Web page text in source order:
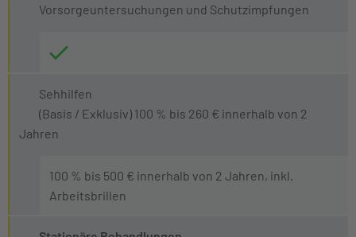
Vorsorgeuntersuchungen und Schutzimpfungen
Sehhilfen
(Basis / Exklusiv) 100 % bis 260 € innerhalb von 2
Jahren
100 % bis 500 € innerhalb von 2 Jahren, inkl.
Arbeitsbrillen